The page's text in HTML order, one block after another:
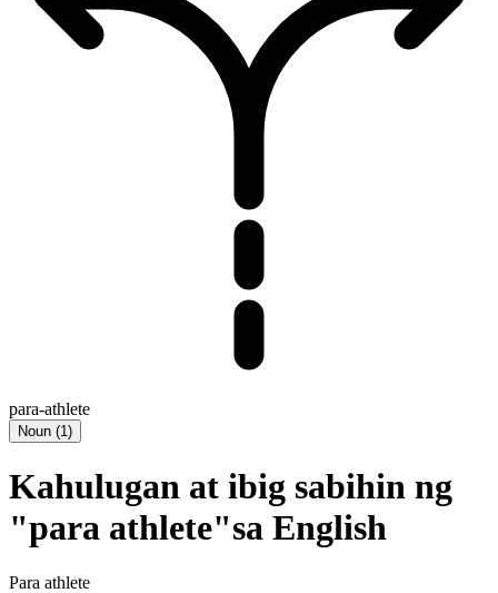
para-athlete
Noun (1)
Kahulugan at ibig sabihin ng
"para athlete"sa English
Para athlete